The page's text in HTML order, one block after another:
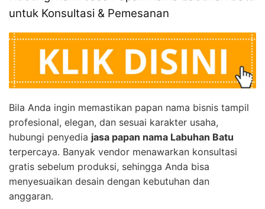
untuk Konsultasi & Pemesanan
Bila Anda ingin memastikan papan nama bisnis tampil
profesional, elegan, dan sesuai karakter usaha,
hubungi penyedia jasa papan nama Labuhan Batu
terpercaya. Banyak vendor menawarkan konsultasi
gratis sebelum produksi, sehingga Anda bisa
menyesuaikan desain dengan kebutuhan dan
anggaran.